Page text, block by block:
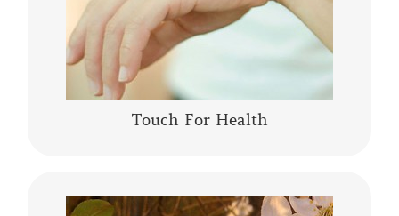
Touch For Health
CONTINUA A LEGGERE